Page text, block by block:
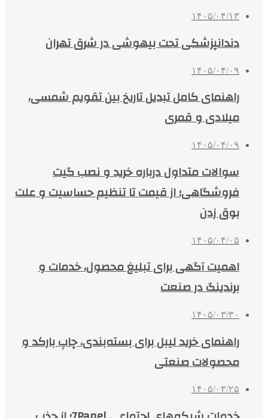
۱۴۰۵/۰۴/۱۳
دندانپزشکی تحت بیهوشی در شرق تهران
۱۴۰۵/۰۴/۰۹
راهنمای کامل تبدیل تاریخ بین تقویم شمسی،
میلادی و قمری
۱۴۰۵/۰۴/۰۹
سوالات متداول درباره خرید و نصب گیت
فروشگاهی؛ از قیمت تا تنظیم حساسیت و علت
بوق زدن
۱۴۰۵/۰۴/۰۵
اهمیت آگهی برای تبلیغ محصول، خدمات و
برندینگ در صنعت
۱۴۰۵/۰۳/۳۰
راهنمای خرید لیبل برای بسته‌بندی، چاپ بارکد و
محصولات صنعتی
۱۴۰۵/۰۳/۲۵